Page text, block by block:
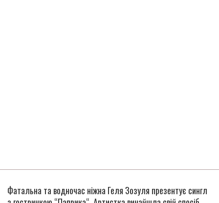
Фатальна та водночас ніжна Геля Зозуля презентує сингл